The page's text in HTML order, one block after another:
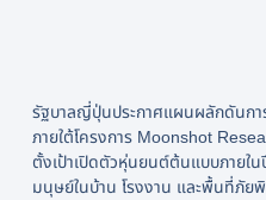
รัฐบาลญี่ปุ่นประกาศแผนผลักดันก
ภายใต้โครงการ Moonshot
ตั้งเป้าเปิดตัวหุ่นยนต์ต้นแบบภายใ
มนุษย์ในบ้าน โรงงาน และพื้นที่ภั